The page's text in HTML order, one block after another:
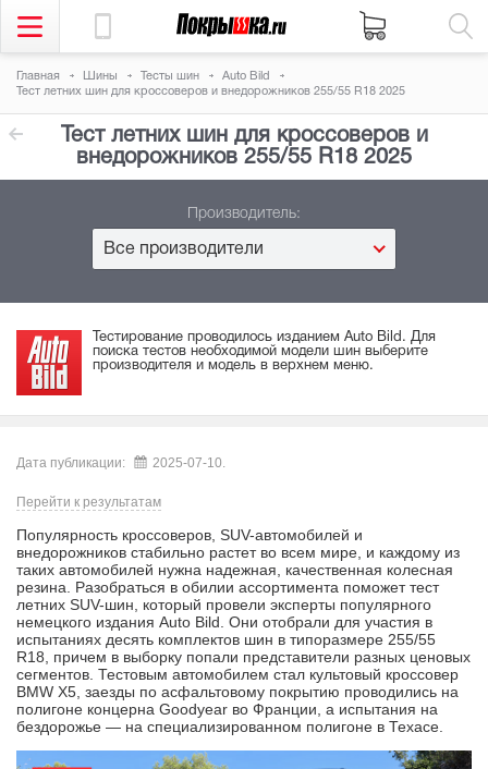
Главная Шины Тесты шин
Auto Bild
Тест летних шин для кроссоверов и внедорожников 255/55 R18 2025
Тест летних шин для кроссоверов и
внедорожников 255/55 R18 2025
Производитель:
Все производители
Тестирование проводилось изданием Auto Bild. Для
поиска тестов необходимой модели шин выберите
производителя и модель в верхнем меню.
Дата публикации: 2025-07-10.
Перейти к результатам
Популярность кроссоверов, SUV-автомобилей и
внедорожников стабильно растет во всем мире, и каждому из
таких автомобилей нужна надежная, качественная колесная
резина. Разобраться в обилии ассортимента поможет тест
летних SUV-шин, который провели эксперты популярного
немецкого издания Auto Bild. Они отобрали для участия в
испытаниях десять комплектов шин в типоразмере 255/55
R18, причем в выборку попали представители разных ценовых
сегментов. Тестовым автомобилем стал культовый кроссовер
BMW X5, заезды по асфальтовому покрытию проводились на
полигоне концерна Goodyear во Франции, а испытания на
бездорожье — на специализированном полигоне в Техасе.